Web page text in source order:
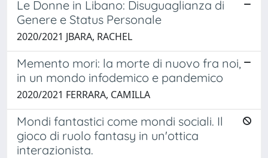
Le Donne in Libano: Disuguaglianza di
Genere e Status Personale
2020/2021 JBARA, RACHEL
Memento mori: la morte di nuovo fra noi,
in un mondo infodemico e pandemico
2020/2021 FERRARA, CAMILLA
Mondi fantastici come mondi sociali. Il
gioco di ruolo fantasy in un'ottica
interazionista.